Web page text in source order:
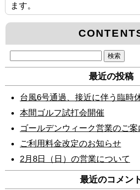
ます。
索:
最近の投稿
台風6号通過、接近に伴う臨時
本間ゴルフ試打会開催
ゴールデンウィーク営業のご案
ご利用料金改定のお知らせ
2月8日（日）の営業について
最近のコメン